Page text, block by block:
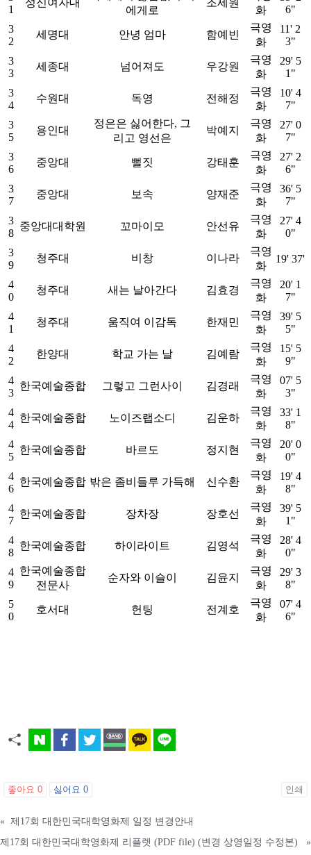
1
성신여자대
에게로
조세원
화
6"
3
2
세명대 안녕 엄마 함예빈
극영
화
11' 2
3"
3
3
세종대 넘어져도 우강원
극영
화
29' 5
1"
3
4
수원대 독영 전해정
극영
화
10' 4
7"
3
5
용인대
정은은 싫어한다, 그
리고 영선은
박예지
극영
화
27' 0
7"
3
6
중앙대 뻘짓 강태훈
극영
화
27' 2
6"
3
7
중앙대 보속 양재준
극영
화
36' 5
7"
3
8
중앙대대학원 꼬마이모 안선유
극영
화
27' 4
0"
3
9
청주대 비창 이나라
극영
화
19' 37'
4
0
청주대 새는 날아간다 김효경
극영
화
20' 1
7"
4
1
청주대 움직여 이감독 한재민
극영
화
39' 5
5"
4
2
한양대 학교 가는 날 김예람
극영
화
15' 5
9"
4
3
한국예술종합 그렇고 그런사이 김경래
극영
화
07' 5
3"
4
4
한국예술종합 노이즈랩소디 김운하
극영
화
33' 1
8"
4
5
한국예술종합 바르도 정지현
극영
화
20' 0
0"
4
6
한국예술종합 밖은 좀비들루 가득해 신수환
극영
화
19' 4
8"
4
7
한국예술종합 장차장 장호선
극영
화
39' 5
1"
4
8
한국예술종합 하이라이트 김영석
극영
화
28' 4
0"
4
9
한국예술종합
전문사
순자와 이슬이 김윤지
극영
화
29' 3
8"
5
0
호서대 헌팅 전계호
극영
화
07' 4
6"
좋아요 0 싫어요 0 인쇄
« 제17회 대한민국대학영화제 일정 변경안내
제17회 대한민국대학영화제 리플렛 (PDF file) (변경 상영일정 수정본)
»